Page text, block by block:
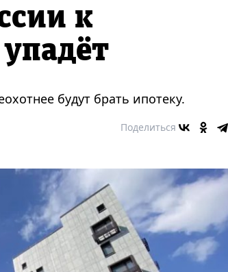
к
будут брать ипотеку.
Поделиться